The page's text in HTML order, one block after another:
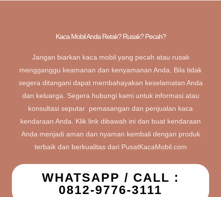
Kaca Mobil Anda Retak? Rusak? Pecah?
Jangan biarkan kaca mobil yang pecah atau rusak
mengganggu keamanan dan kenyamanan Anda. Bila tidak
segera ditangani dapat membahayakan keselamatan Anda
dan keluarga. Segera hubungi kami untuk informasi atau
konsultasi seputar pemasangan dan penjualan kaca
kendaraan Anda. Klik link dibawah ini dan buat kendaraan
Anda menjadi aman dan nyaman kembali dengan produk
terbaik dan berkualitas dari PusatKacaMobil.com
WHATSAPP / CALL :
0812-9776-3111